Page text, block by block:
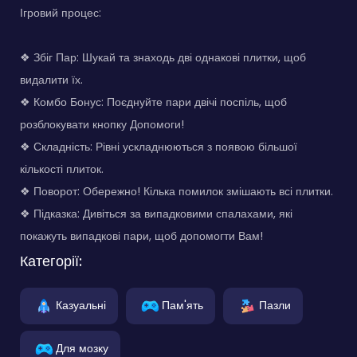
Ігровий процес:
❖ Збіг Пар: Шукай та знаходь дві однакові плитки, щоб
видалити їх.
❖ Комбо Бонус: Поєднуйте пари двічі поспіль, щоб
розблокувати кнопку Допомоги!
❖ Складність: Рівні ускладнюються з появою більшої
кількості плиток.
❖ Поворот: Обережно! Кілька помилок змішають всі плитки.
❖ Підказка: Дивіться за випадковими спалахами, які
покажуть випадкові пари, щоб допомогти Вам!
Категорії:
Казуальні Пам'ять Пазли
Для мозку